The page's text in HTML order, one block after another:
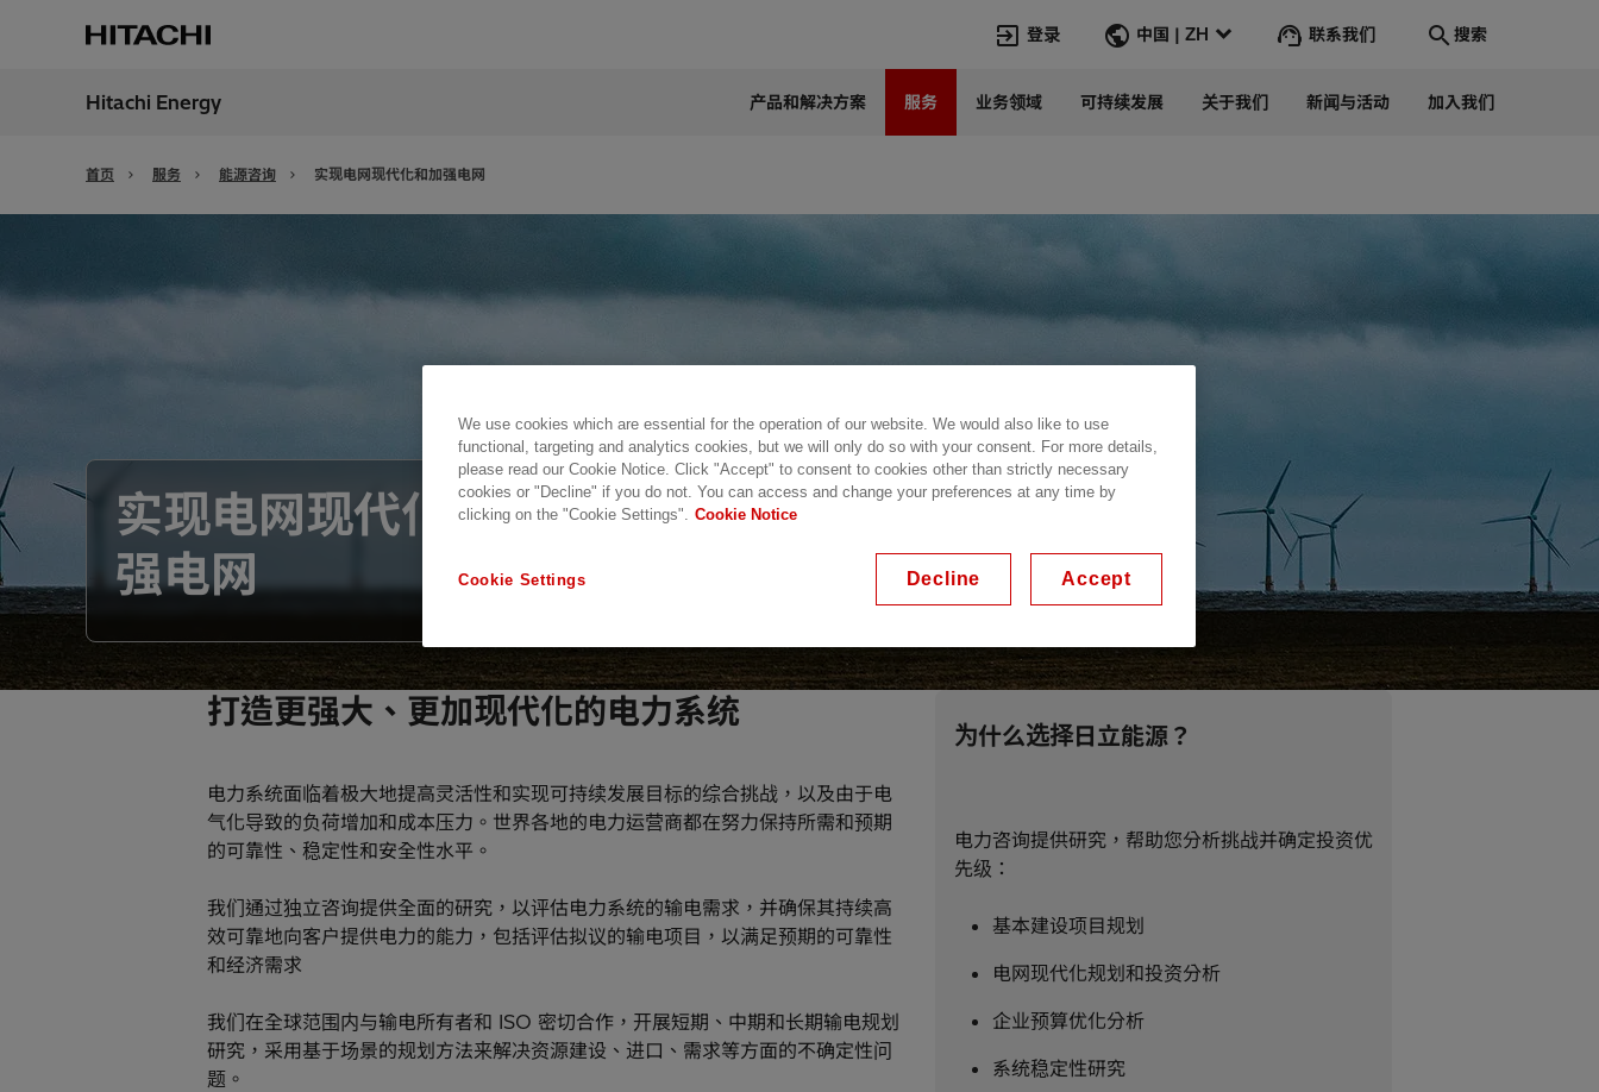
登录 中国 | ZH
China
联系我们 搜索
高压直流
产品和系统
Hitachi Energy 产品和解决方案 服务 业务领域 可持续发展 关于我们 新闻与活动 加入我们
首页 服务 能源咨询 实现电网现代化和加强电网
实现电网现代化和加
强电网
打造更强大、更加现代化的电力系统
电力系统面临着极大地提高灵活性和实现可持续发展目标的综合挑战，以及由于电
气化导致的负荷增加和成本压力。世界各地的电力运营商都在努力保持所需和预期
的可靠性、稳定性和安全性水平。 ​
我们通过独立咨询提供全面的研究，以评估电力系统的输电需求，并确保其持续高
效可靠地向客户提供电力的能力，包括评估拟议的输电项目，以满足预期的可靠性
和经济需求
我们在全球范围内与输电所有者和 ISO 密切合作，开展短期、中期和长期输电规划
研究，采用基于场景的规划方法来解决资源建设、进口、需求等方面的不确定性问
题。
为什么选择日立能源？
电力咨询提供研究，帮助您分析挑战并确定投资优
先级：
基本建设项目规划
电网现代化规划和投资分析
企业预算优化分析
系统稳定性研究
We use cookies which are essential for the operation of our website. We would also like to use
functional, targeting and analytics cookies, but we will only do so with your consent. For more details,
please read our Cookie Notice. Click "Accept" to consent to cookies other than strictly necessary
cookies or "Decline" if you do not. You can access and change your preferences at any time by
clicking on the "Cookie Settings".
Cookie Notice
Cookie Settings Decline Accept